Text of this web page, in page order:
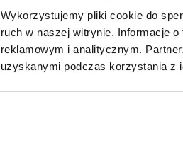
Wykorzystujemy pliki cookie do
ruch w naszej witrynie. Informacje
reklamowym i analitycznym.
uzyskanymi podczas korzystania z